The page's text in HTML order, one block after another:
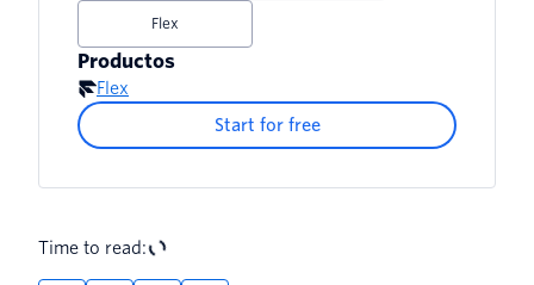
Flex
Productos
Flex
Start for free
Time to read: